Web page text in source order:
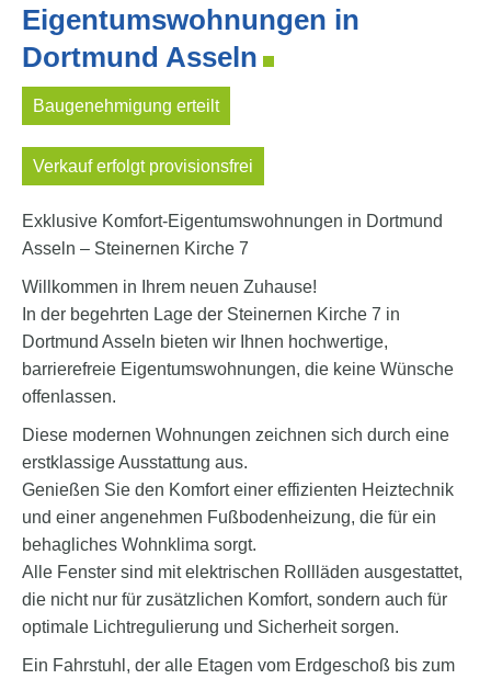
Eigentumswohnungen in
Dortmund Asseln
Baugenehmigung erteilt
Verkauf erfolgt provisionsfrei
Exklusive Komfort-Eigentumswohnungen in Dortmund
Asseln – Steinernen Kirche 7
Willkommen in Ihrem neuen Zuhause!
In der begehrten Lage der Steinernen Kirche 7 in
Dortmund Asseln bieten wir Ihnen hochwertige,
barrierefreie Eigentumswohnungen, die keine Wünsche
offenlassen.
Diese modernen Wohnungen zeichnen sich durch eine
erstklassige Ausstattung aus.
Genießen Sie den Komfort einer effizienten Heiztechnik
und einer angenehmen Fußbodenheizung, die für ein
behagliches Wohnklima sorgt.
Alle Fenster sind mit elektrischen Rollläden ausgestattet,
die nicht nur für zusätzlichen Komfort, sondern auch für
optimale Lichtregulierung und Sicherheit sorgen.
Ein Fahrstuhl, der alle Etagen vom Erdgeschoß bis zum